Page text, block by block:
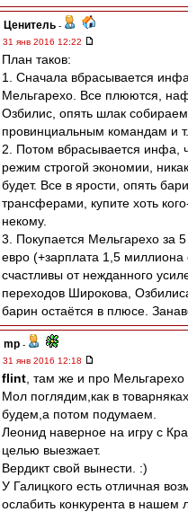
Ценитель -
31 янв 2016 12:22
План таков:
1. Сначала вбрасывается
Мельгарехо. Все плюются,
Озбилис, опять шлак
провинциальным командам и
2. Потом вбрасывается инфа,
режим строгой экономии,
будет. Все в ярости, опять
трансферами, купите хоть
некому.
3. Покупается Мельгарехо за
евро (+зарплата 1,5 миллиона
счастливы от нежданного
переходов Широкова,
барин остаётся в плюсе.
mp -
31 янв 2016 12:18
flint , там же и про Мельгарехо
Мол поглядим,как в
будем,а потом подумаем.
Леонид наверное на игру с
целью выезжает.
Вердикт свой вынести. :)
У Галицкого есть отличная
ослабить конкурента в нашем